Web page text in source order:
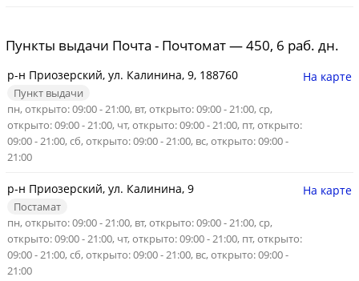
Пункты выдачи Почта - Почтомат — 450, 6 раб. дн.
р-н Приозерский, ул. Калинина, 9, 188760
Пункт выдачи
пн, открыто: 09:00 - 21:00, вт, открыто: 09:00 - 21:00, ср,
открыто: 09:00 - 21:00, чт, открыто: 09:00 - 21:00, пт, открыто:
09:00 - 21:00, сб, открыто: 09:00 - 21:00, вс, открыто: 09:00 -
21:00
На карте
р-н Приозерский, ул. Калинина, 9
Постамат
пн, открыто: 09:00 - 21:00, вт, открыто: 09:00 - 21:00, ср,
открыто: 09:00 - 21:00, чт, открыто: 09:00 - 21:00, пт, открыто:
09:00 - 21:00, сб, открыто: 09:00 - 21:00, вс, открыто: 09:00 -
21:00
На карте